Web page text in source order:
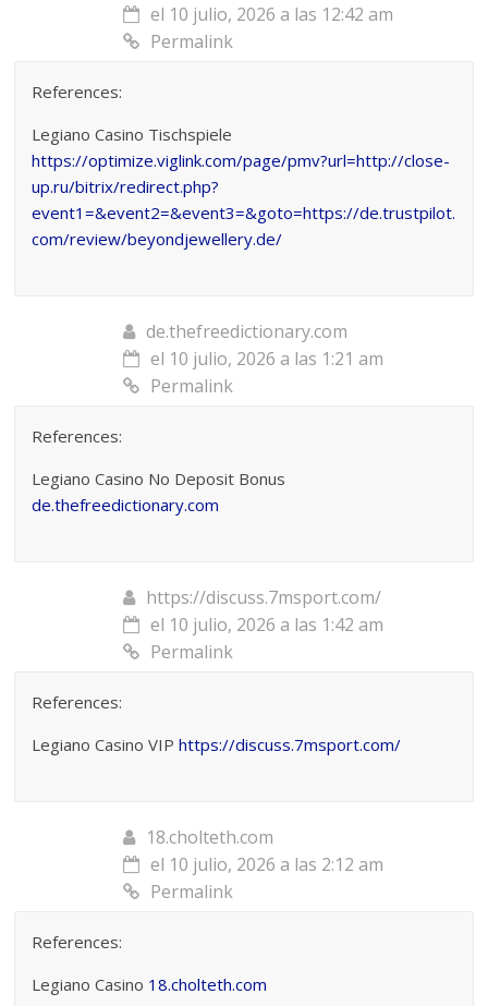
el 10 julio, 2026 a las 12:42 am
Permalink
References:
Legiano Casino Tischspiele
https://optimize.viglink.com/page/pmv?url=http://close-
up.ru/bitrix/redirect.php?
event1=&event2=&event3=&goto=https://de.trustpilot.
com/review/beyondjewellery.de/
de.thefreedictionary.com
el 10 julio, 2026 a las 1:21 am
Permalink
References:
Legiano Casino No Deposit Bonus
de.thefreedictionary.com
https://discuss.7msport.com/
el 10 julio, 2026 a las 1:42 am
Permalink
References:
Legiano Casino VIPhttps://discuss.7msport.com/
18.cholteth.com
el 10 julio, 2026 a las 2:12 am
Permalink
References:
Legiano Casino 18.cholteth.com